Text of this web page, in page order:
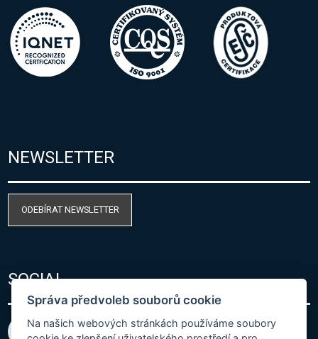
NEWSLETTER
ODEBÍRAT NEWSLETTER
SOCIAL
Správa předvoleb souborů cookie
Na našich webových stránkách používáme soubory